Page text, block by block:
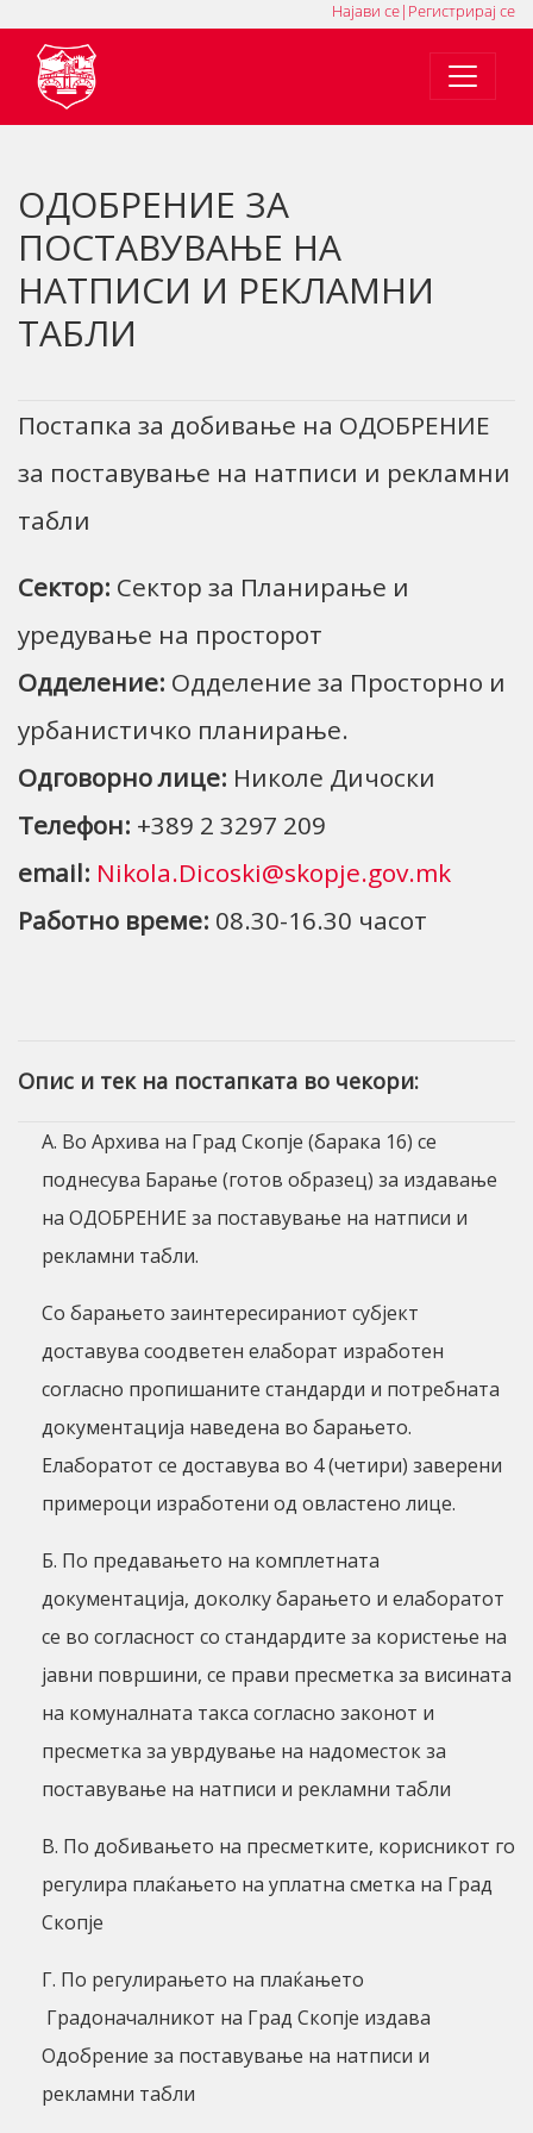
Регистрирај се
|
Најави се
ОДОБРЕНИЕ ЗА
ПОСТАВУВАЊЕ НА
НАТПИСИ И РЕКЛАМНИ
ТАБЛИ
Постапка за добивање на ОДОБРЕНИЕ
за поставување на натписи и рекламни
табли
Сектор: Сектор за Планирање и
уредување на просторот
Одделение: Одделение за Просторно и
урбанистичко планирање.
Одговорно лице: Николе Дичоски
Телефон: +389 2 3297 209
email: Nikola.Dicoski@skopje.gov.mk
Работно време: 08.30-16.30 часот
Опис и тек на постапката во чекори:
А. Во Архива на Град Скопје (барака 16) се
поднесува Барање (готов образец) за издавање
на ОДОБРЕНИЕ за поставување на натписи и
рекламни табли.
Со барањето заинтересираниот субјект
доставува соодветен елаборат изработен
согласно пропишаните стандарди и потребната
документација наведена во барањето.
Елаборатот се доставува во 4 (четири) заверени
примероци изработени од овластено лице.
Б. По предавањето на комплетната
документација, доколку барањето и елаборатот
се во согласност со стандардите за користење на
јавни површини, се прави пресметка за висината
на комуналната такса согласно законот и
пресметка за уврдување на надоместок за
поставување на натписи и рекламни табли
В. По добивањето на пресметките, корисникот го
регулира плаќањето на уплатна сметка на Град
Скопје
Г. По регулирањето на плаќањето
Градоначалникот на Град Скопје издава
Одобрение за поставување на натписи и
рекламни табли